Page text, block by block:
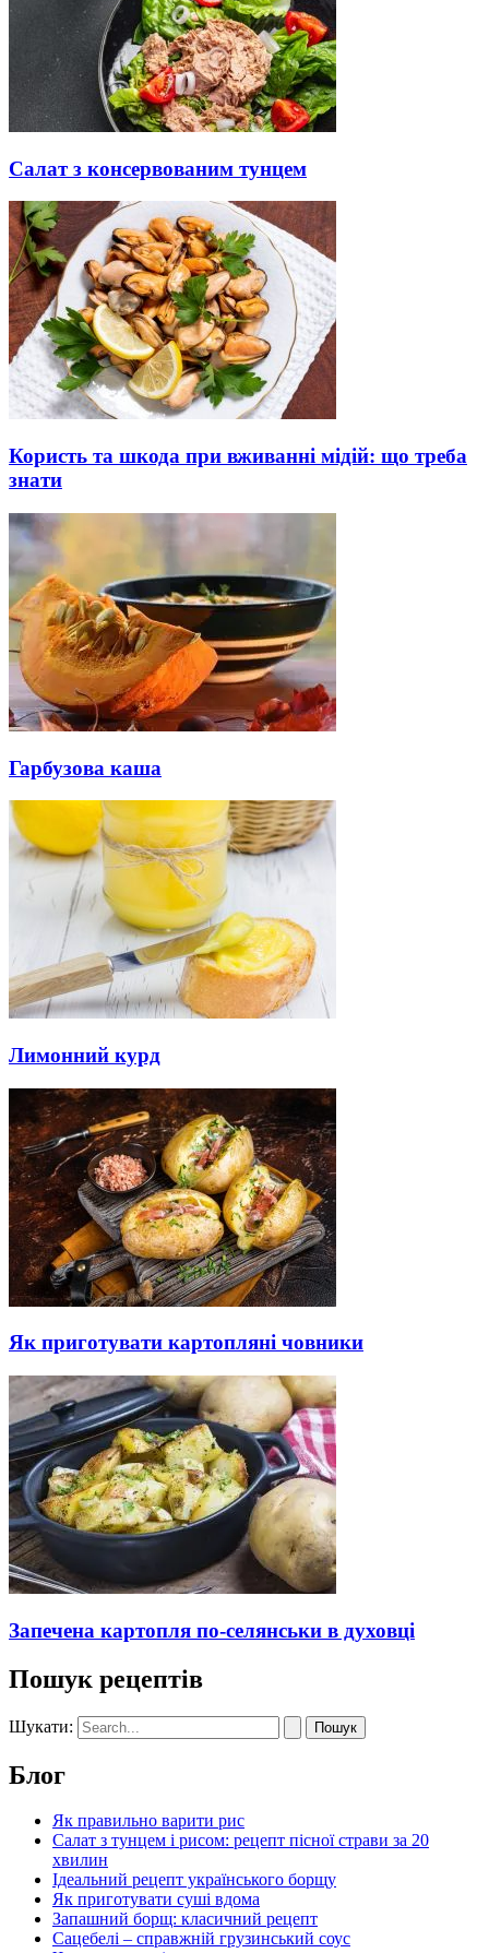
Салат з консервованим тунцем
Користь та шкода при вживанні мідій: що треба
знати
Гарбузова каша
Лимонний курд
Як приготувати картопляні човники
Запечена картопля по-селянськи в духовці
Пошук рецептів
Шукати:
Блог
Як правильно варити рис
Салат з тунцем і рисом: рецепт пісної страви за 20
хвилин
Ідеальний рецепт українського борщу
Як приготувати суші вдома
Запашний борщ: класичний рецепт
Сацебелі – справжній грузинський соус